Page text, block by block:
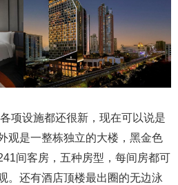
各项设施都还很新，现在可以说是
观是一整栋独立的大楼，黑金色
间客房，五种房型，每间房都可
。还有酒店顶楼最出圈的无边泳